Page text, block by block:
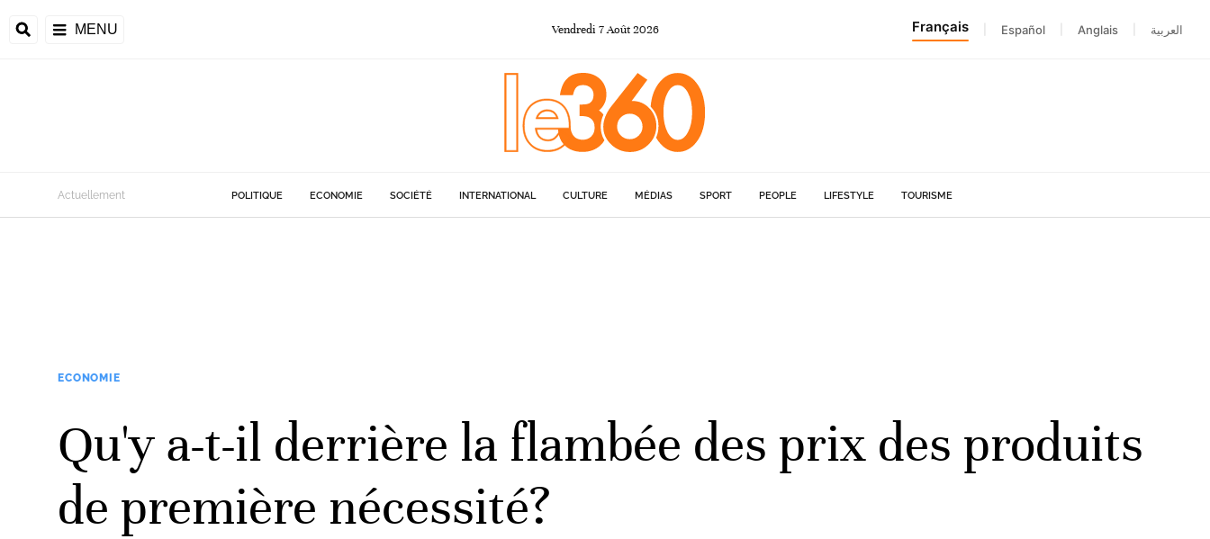
MENU Vendredi 7Août 2026 Français Español Anglais العربية
Actuellement POLITIQUE ECONOMIE SOCIÉTÉ INTERNATIONAL CULTURE MÉDIAS SPORT PEOPLE LIFESTYLE TOURISME
ECONOMIE
Qu'y a-t-il derrière la flambée des prix des produits
de première nécessité?